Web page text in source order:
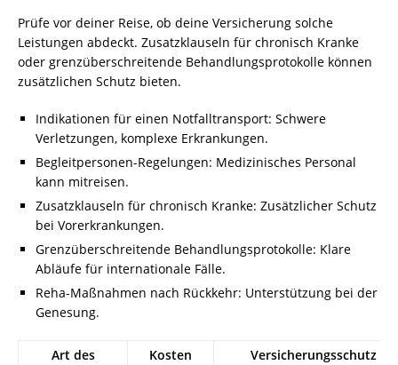
Prüfe vor deiner Reise, ob deine Versicherung solche
Leistungen abdeckt. Zusatzklauseln für chronisch Kranke
oder grenzüberschreitende Behandlungsprotokolle können
zusätzlichen Schutz bieten.
Indikationen für einen Notfalltransport: Schwere
Verletzungen, komplexe Erkrankungen.
Begleitpersonen-Regelungen: Medizinisches Personal
kann mitreisen.
Zusatzklauseln für chronisch Kranke: Zusätzlicher Schutz
bei Vorerkrankungen.
Grenzüberschreitende Behandlungsprotokolle: Klare
Abläufe für internationale Fälle.
Reha-Maßnahmen nach Rückkehr: Unterstützung bei der
Genesung.
Art des
Kosten Versicherungsschutz